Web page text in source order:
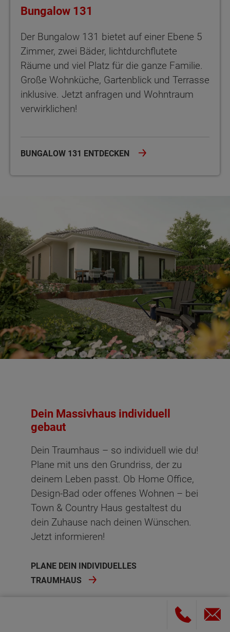
Bungalow 131
Der Bungalow 131 bietet auf einer Ebene 5
Zimmer, zwei Bäder, lichtdurchflutete
Räume und viel Platz für die ganze Familie.
Große Wohnküche, Gartenblick und Terrasse
inklusive. Jetzt anfragen und Wohntraum
verwirklichen!
BUNGALOW 131 ENTDECKEN
Dein Massivhaus individuell
gebaut
Dein Traumhaus – so individuell wie du!
Plane mit uns den Grundriss, der zu
deinem Leben passt. Ob Home Office,
Design-Bad oder offenes Wohnen – bei
Town & Country Haus gestaltest du
dein Zuhause nach deinen Wünschen.
Jetzt informieren!
PLANE DEIN INDIVIDUELLES
TRAUMHAUS